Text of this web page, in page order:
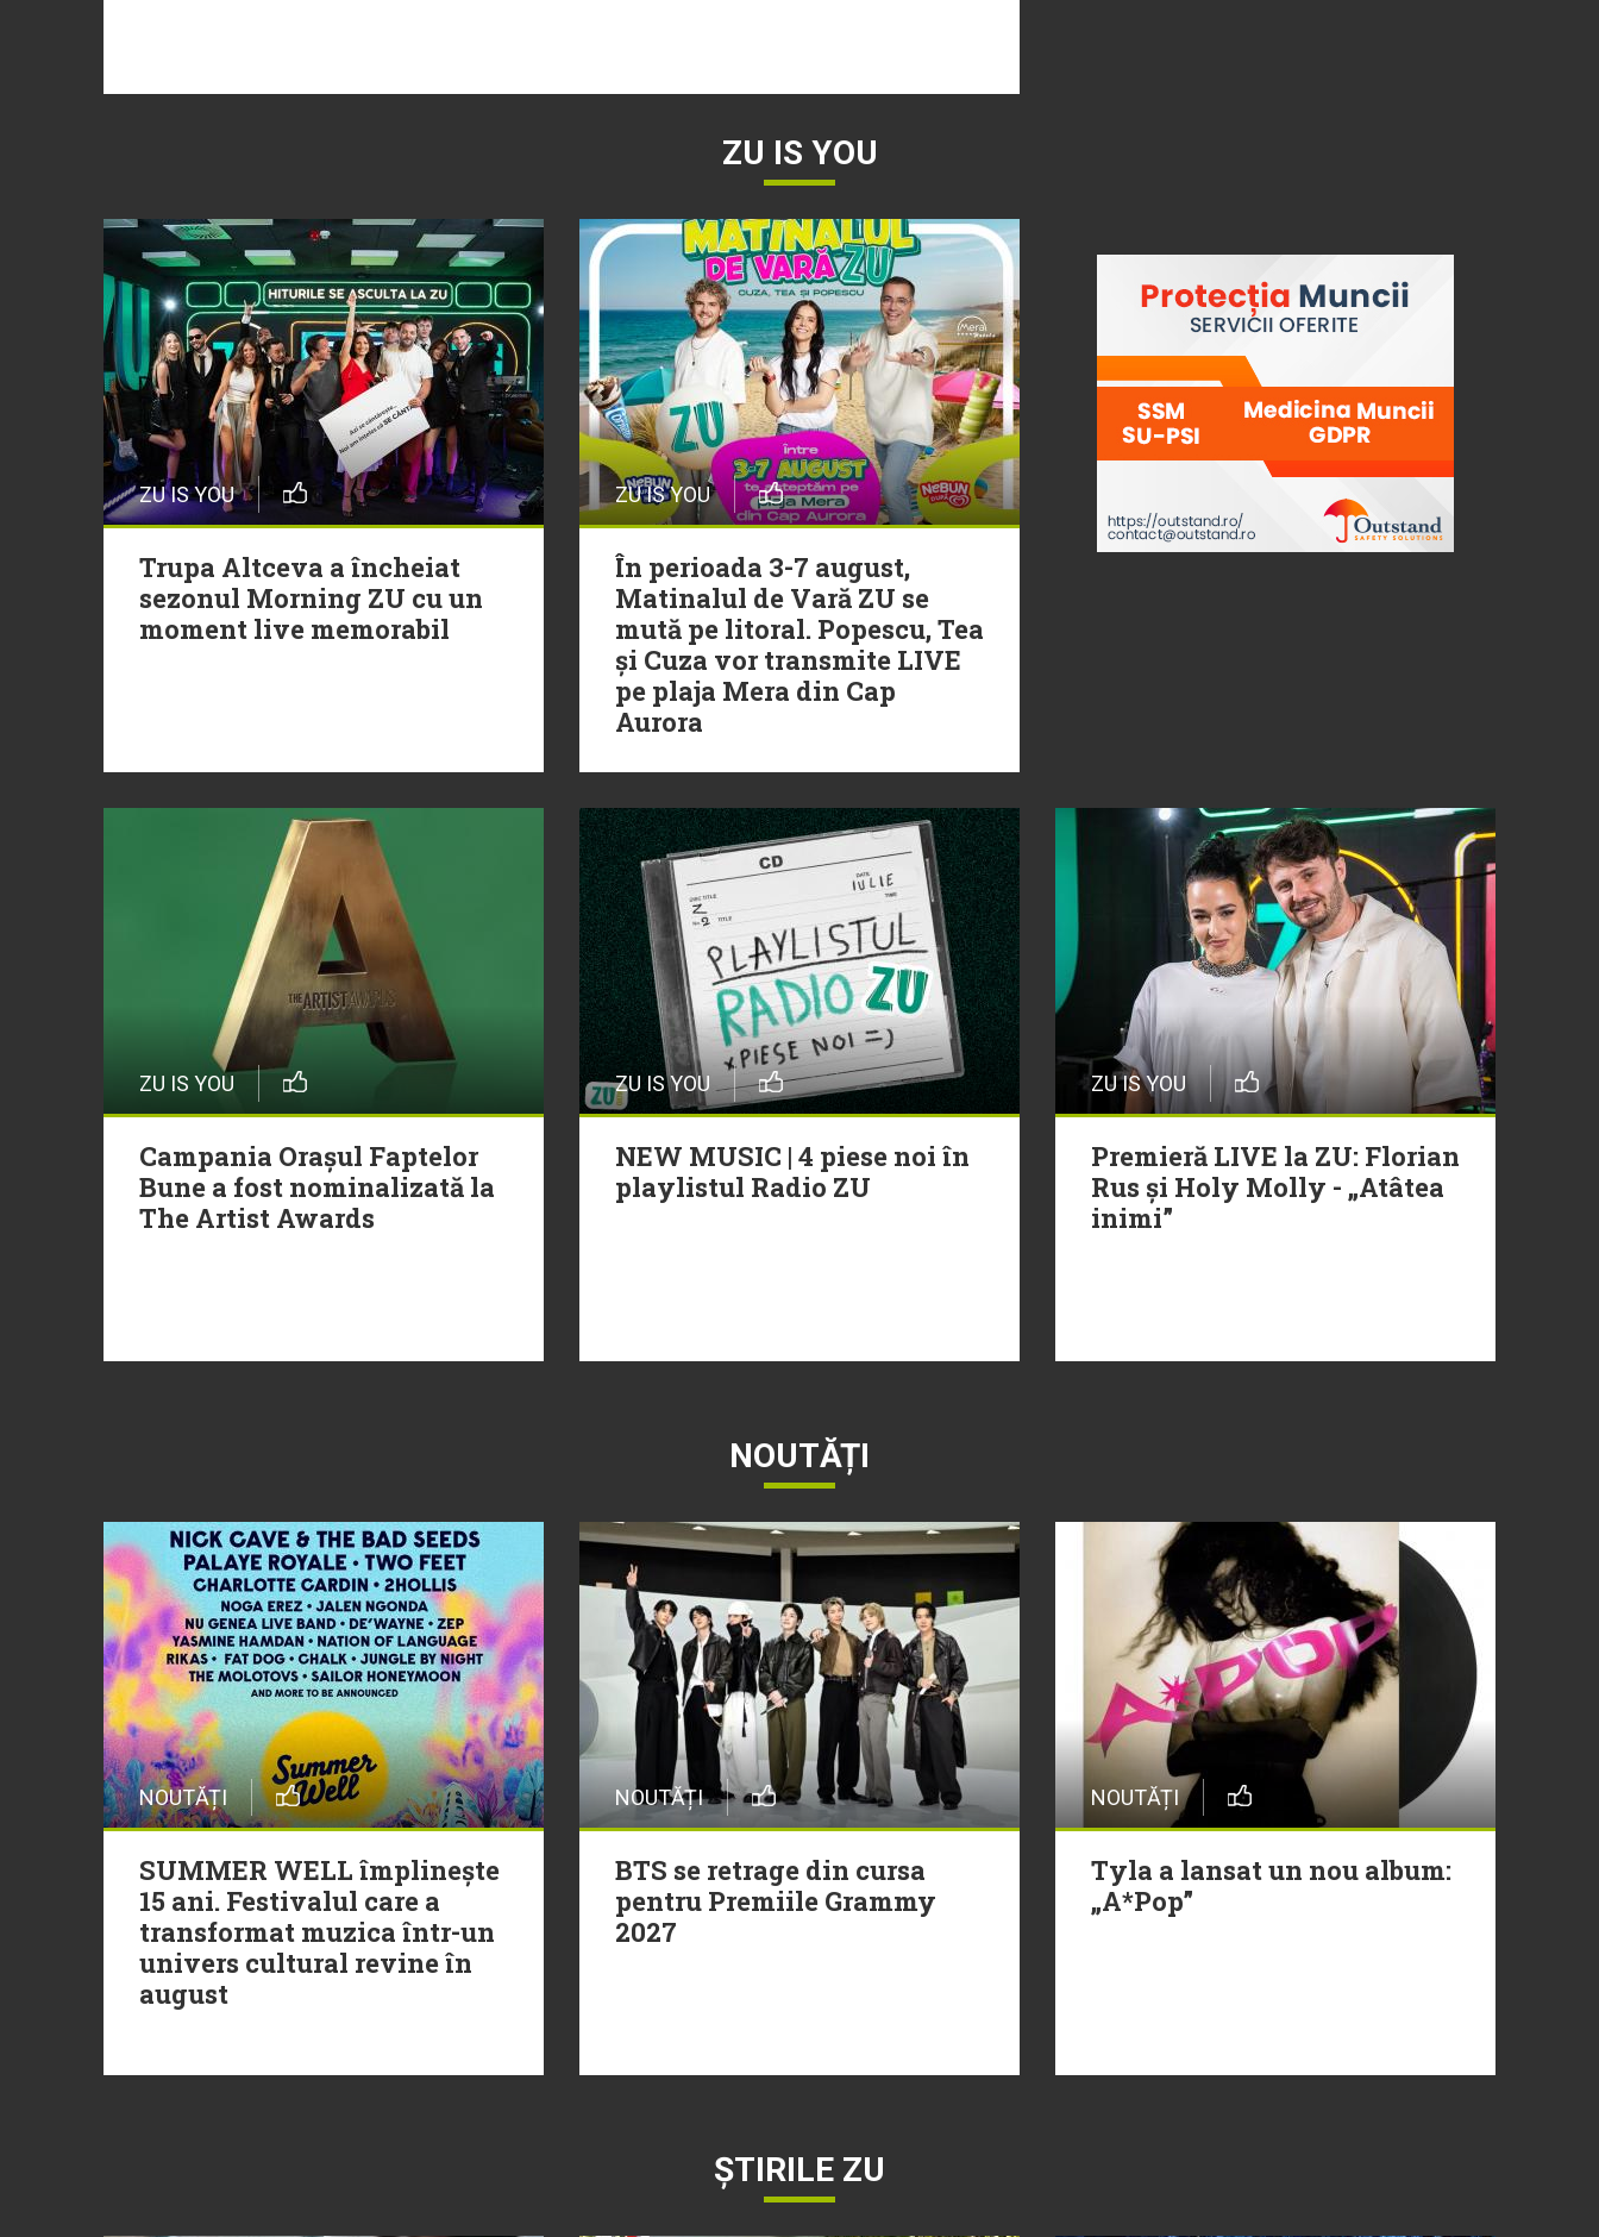
ZU IS YOU
ZU IS YOU
Trupa Altceva a încheiat
sezonul Morning ZU cu un
moment live memorabil
ZU IS YOU
În perioada 3-7 august,
Matinalul de Vară ZU se
mută pe litoral. Popescu, Tea
și Cuza vor transmite LIVE
pe plaja Mera din Cap
Aurora
ZU IS YOU
Campania Orașul Faptelor
Bune a fost nominalizată la
The Artist Awards
ZU IS YOU
NEW MUSIC | 4 piese noi în
playlistul Radio ZU
ZU IS YOU
Premieră LIVE la ZU: Florian
Rus și Holy Molly - „Atâtea
inimi”
NOUTĂȚI
NOUTĂȚI
SUMMER WELL împlinește
15 ani. Festivalul care a
transformat muzica într-un
univers cultural revine în
august
NOUTĂȚI
BTS se retrage din cursa
pentru Premiile Grammy
2027
NOUTĂȚI
Tyla a lansat un nou album:
„A*Pop”
ȘTIRILE ZU